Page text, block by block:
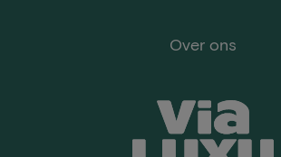
Over ons